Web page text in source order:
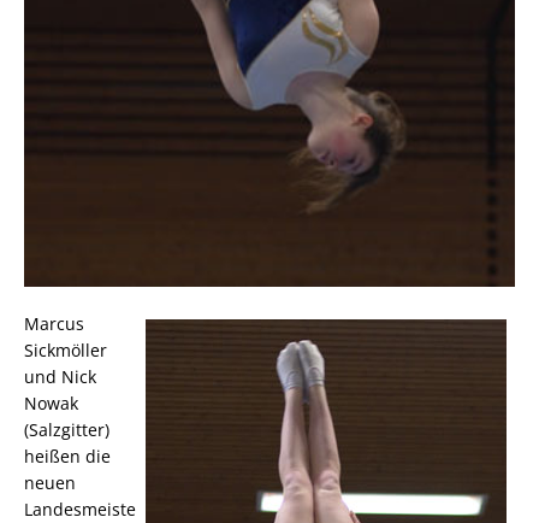
Marcus
Sickmöller
und Nick
Nowak
(Salzgitter)
heißen die
neuen
Landesmeiste